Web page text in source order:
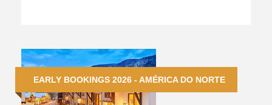
EARLY BOOKINGS 2026 - AMÉRICA DO NORTE